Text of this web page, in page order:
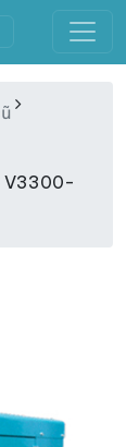
V3300-